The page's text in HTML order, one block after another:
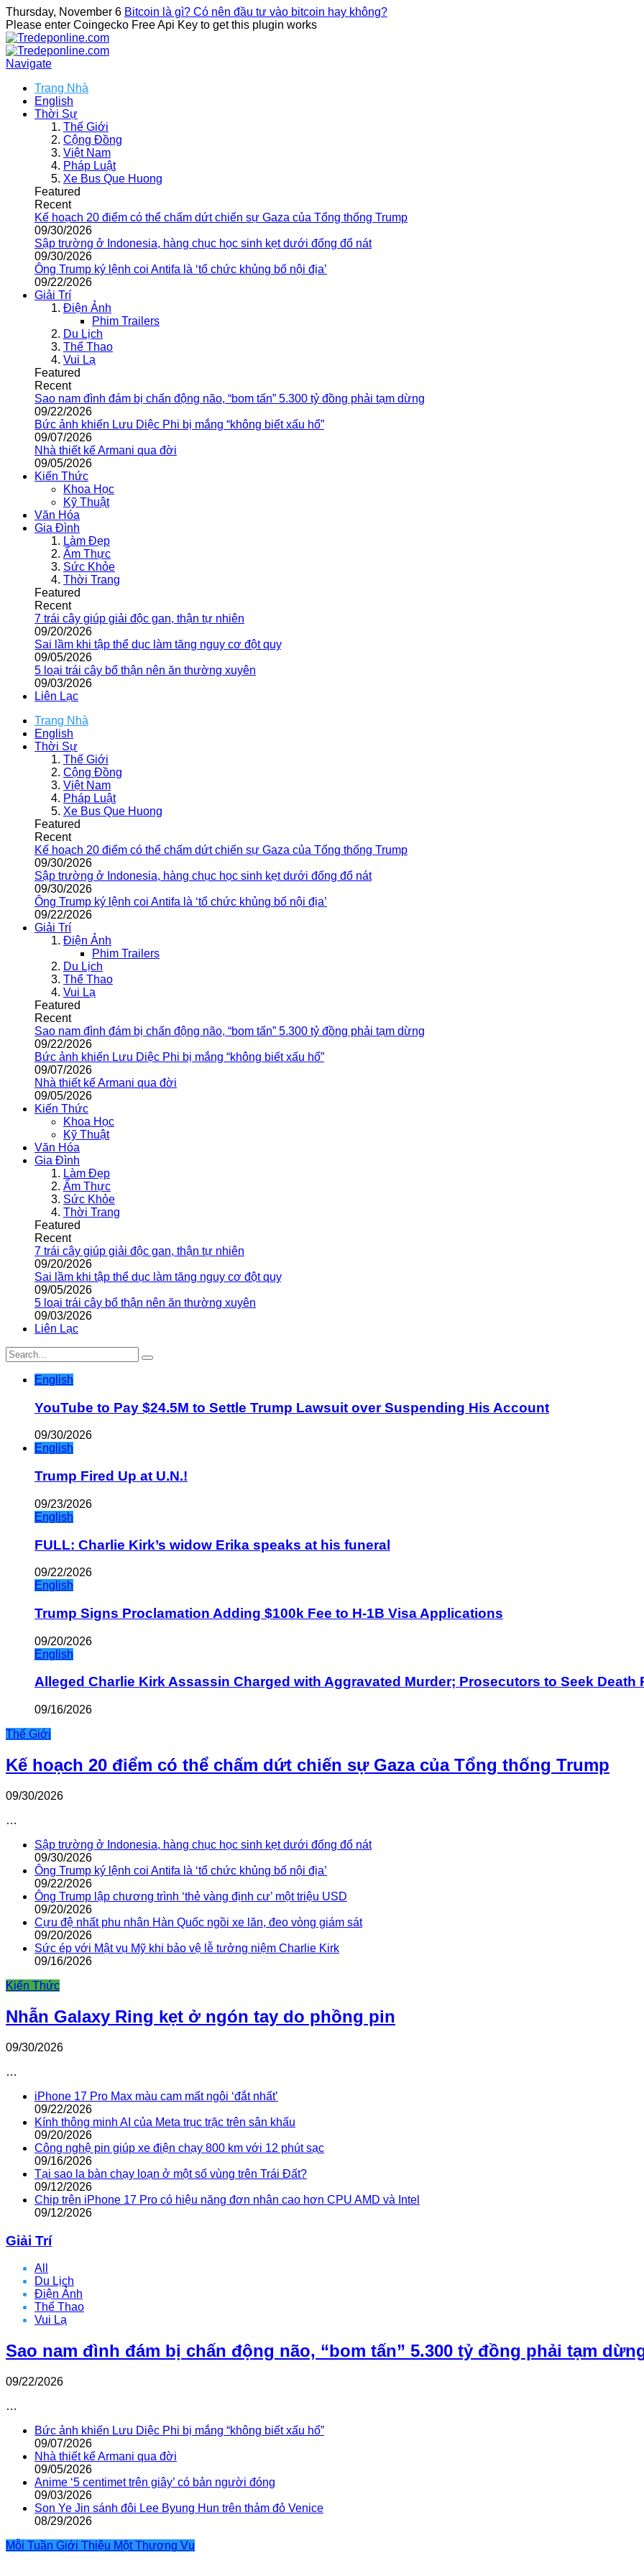
Thursday, November 6 Bitcoin là gì? Có nên đầu tư vào bitcoin hay không?
Please enter Coingecko Free Api Key to get this plugin works
Navigate
Trang Nhà
English
Thời Sự
Thế Giới
Cộng Đồng
Việt Nam
Pháp Luật
Xe Bus Que Huong
Featured
Recent
Kế hoạch 20 điểm có thể chấm dứt chiến sự Gaza của Tổng thống Trump
09/30/2026
Sập trường ở Indonesia, hàng chục học sinh kẹt dưới đống đổ nát
09/30/2026
Ông Trump ký lệnh coi Antifa là ‘tổ chức khủng bố nội địa’
09/22/2026
Giải Trí
Điện Ảnh
Phim Trailers
Du Lịch
Thể Thao
Vui Lạ
Featured
Recent
Sao nam đình đám bị chấn động não, “bom tấn” 5.300 tỷ đồng phải tạm dừng
09/22/2026
Bức ảnh khiến Lưu Diệc Phi bị mắng “không biết xấu hổ”
09/07/2026
Nhà thiết kế Armani qua đời
09/05/2026
Kiến Thức
Khoa Học
Kỹ Thuật
Văn Hóa
Gia Đình
Làm Đẹp
Ẩm Thực
Sức Khỏe
Thời Trang
Featured
Recent
7 trái cây giúp giải độc gan, thận tự nhiên
09/20/2026
Sai lầm khi tập thể dục làm tăng nguy cơ đột quỵ
09/05/2026
5 loại trái cây bổ thận nên ăn thường xuyên
09/03/2026
Liên Lạc
Trang Nhà
English
Thời Sự
Thế Giới
Cộng Đồng
Việt Nam
Pháp Luật
Xe Bus Que Huong
Featured
Recent
Kế hoạch 20 điểm có thể chấm dứt chiến sự Gaza của Tổng thống Trump
09/30/2026
Sập trường ở Indonesia, hàng chục học sinh kẹt dưới đống đổ nát
09/30/2026
Ông Trump ký lệnh coi Antifa là ‘tổ chức khủng bố nội địa’
09/22/2026
Giải Trí
Điện Ảnh
Phim Trailers
Du Lịch
Thể Thao
Vui Lạ
Featured
Recent
Sao nam đình đám bị chấn động não, “bom tấn” 5.300 tỷ đồng phải tạm dừng
09/22/2026
Bức ảnh khiến Lưu Diệc Phi bị mắng “không biết xấu hổ”
09/07/2026
Nhà thiết kế Armani qua đời
09/05/2026
Kiến Thức
Khoa Học
Kỹ Thuật
Văn Hóa
Gia Đình
Làm Đẹp
Ẩm Thực
Sức Khỏe
Thời Trang
Featured
Recent
7 trái cây giúp giải độc gan, thận tự nhiên
09/20/2026
Sai lầm khi tập thể dục làm tăng nguy cơ đột quỵ
09/05/2026
5 loại trái cây bổ thận nên ăn thường xuyên
09/03/2026
Liên Lạc
English
YouTube to Pay $24.5M to Settle Trump Lawsuit over Suspending His Account
09/30/2026
English
Trump Fired Up at U.N.!
09/23/2026
English
FULL: Charlie Kirk’s widow Erika speaks at his funeral
09/22/2026
English
Trump Signs Proclamation Adding $100k Fee to H-1B Visa Applications
09/20/2026
English
Alleged Charlie Kirk Assassin Charged with Aggravated Murder; Prosecutors to Seek Death
09/16/2026
Thế Giới
Kế hoạch 20 điểm có thể chấm dứt chiến sự Gaza của Tổng thống Trump
09/30/2026
…
Sập trường ở Indonesia, hàng chục học sinh kẹt dưới đống đổ nát
09/30/2026
Ông Trump ký lệnh coi Antifa là ‘tổ chức khủng bố nội địa’
09/22/2026
Ông Trump lập chương trình ‘thẻ vàng định cư’ một triệu USD
09/20/2026
Cựu đệ nhất phu nhân Hàn Quốc ngồi xe lăn, đeo vòng giám sát
09/20/2026
Sức ép với Mật vụ Mỹ khi bảo vệ lễ tưởng niệm Charlie Kirk
09/16/2026
Kiến Thức
Nhẫn Galaxy Ring kẹt ở ngón tay do phồng pin
09/30/2026
…
iPhone 17 Pro Max màu cam mất ngôi ‘đắt nhất’
09/22/2026
Kính thông minh AI của Meta trục trặc trên sân khấu
09/20/2026
Công nghệ pin giúp xe điện chạy 800 km với 12 phút sạc
09/16/2026
Tại sao la bàn chạy loạn ở một số vùng trên Trái Đất?
09/12/2026
Chip trên iPhone 17 Pro có hiệu năng đơn nhân cao hơn CPU AMD và Intel
09/12/2026
Giải Trí
All
Du Lịch
Điện Ảnh
Thể Thao
Vui Lạ
Sao nam đình đám bị chấn động não, “bom tấn” 5.300 tỷ đồng phải tạm
09/22/2026
…
Bức ảnh khiến Lưu Diệc Phi bị mắng “không biết xấu hổ”
09/07/2026
Nhà thiết kế Armani qua đời
09/05/2026
Anime ‘5 centimet trên giây’ có bản người đóng
09/03/2026
Son Ye Jin sánh đôi Lee Byung Hun trên thảm đỏ Venice
08/29/2026
Mỗi Tuần Giới Thiệu Một Thương Vụ